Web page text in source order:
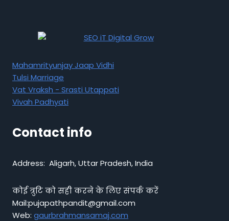
Mahamrityunjay Jaap Vidhi
Tulsi Marriage
Vat Vraksh - Srasti Utappati
Vivah Padhyati
Contact info
Address: Aligarh, Uttar Pradesh, India
कोई त्रुटि को सही करने के लिए संपर्क करें
Mail:pujapathpandit@gmail.com
Web: gaurbrahmansamaj.com